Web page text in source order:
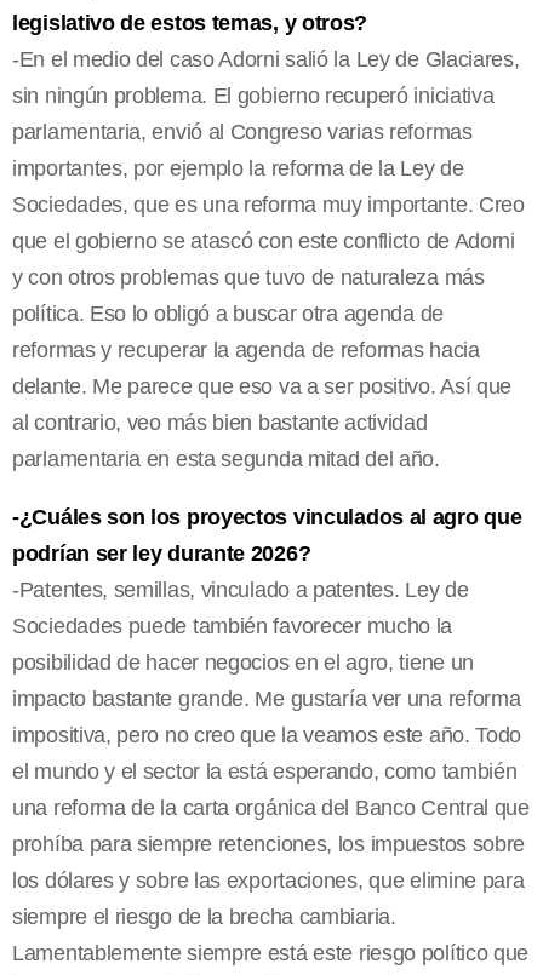
legislativo de estos temas, y otros?
-En el medio del caso Adorni salió la Ley de Glaciares,
sin ningún problema. El gobierno recuperó iniciativa
parlamentaria, envió al Congreso varias reformas
importantes, por ejemplo la reforma de la Ley de
Sociedades, que es una reforma muy importante. Creo
que el gobierno se atascó con este conflicto de Adorni
y con otros problemas que tuvo de naturaleza más
política. Eso lo obligó a buscar otra agenda de
reformas y recuperar la agenda de reformas hacia
delante. Me parece que eso va a ser positivo. Así que
al contrario, veo más bien bastante actividad
parlamentaria en esta segunda mitad del año.
-¿Cuáles son los proyectos vinculados al agro que
podrían ser ley durante 2026?
-Patentes, semillas, vinculado a patentes. Ley de
Sociedades puede también favorecer mucho la
posibilidad de hacer negocios en el agro, tiene un
impacto bastante grande. Me gustaría ver una reforma
impositiva, pero no creo que la veamos este año. Todo
el mundo y el sector la está esperando, como también
una reforma de la carta orgánica del Banco Central que
prohíba para siempre retenciones, los impuestos sobre
los dólares y sobre las exportaciones, que elimine para
siempre el riesgo de la brecha cambiaria.
Lamentablemente siempre está este riesgo político que